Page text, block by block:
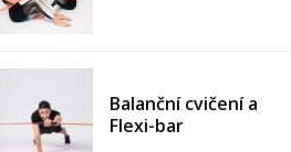
Balanční cvičení a
Flexi-bar